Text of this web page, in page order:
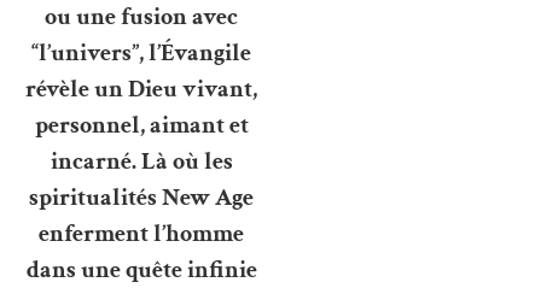
ou une fusion avec
“l’univers”, l’Évangile
révèle un Dieu vivant,
personnel, aimant et
incarné. Là où les
spiritualités New Age
enferment l’homme
dans une quête infinie